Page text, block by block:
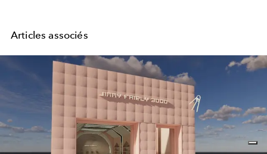
Articles associés